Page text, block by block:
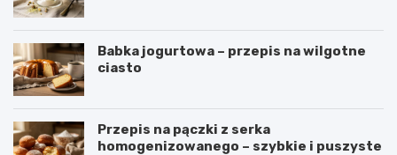
Babka jogurtowa – przepis na wilgotne
ciasto
Przepis na pączki z serka
homogenizowanego – szybkie i puszyste